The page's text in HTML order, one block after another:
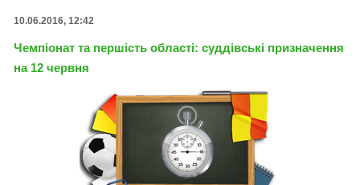
10.06.2016, 12:42
Чемпіонат та першість області: суддівські призначення
на 12 червня